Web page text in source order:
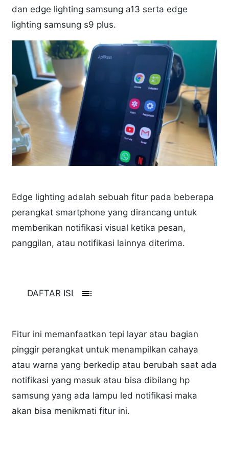
dan edge lighting samsung a13 serta edge
lighting samsung s9 plus.
Edge lighting adalah sebuah fitur pada beberapa
perangkat smartphone yang dirancang untuk
memberikan notifikasi visual ketika pesan,
panggilan, atau notifikasi lainnya diterima.
DAFTAR ISI toc
Fitur ini memanfaatkan tepi layar atau bagian
pinggir perangkat untuk menampilkan cahaya
atau warna yang berkedip atau berubah saat ada
notifikasi yang masuk atau bisa dibilang hp
samsung yang ada lampu led notifikasi maka
akan bisa menikmati fitur ini.